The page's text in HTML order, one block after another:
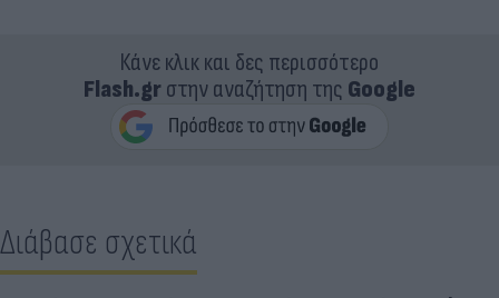
Κάνε κλικ και δες περισσότερο
Flash.grστην αναζήτηση της Google
Διάβασε σχετικά